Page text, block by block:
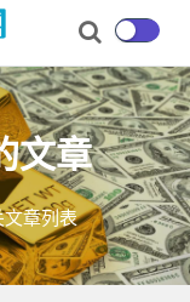
文章
文章列表